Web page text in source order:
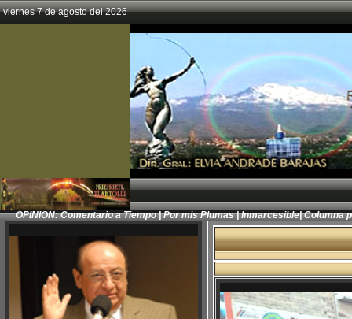
viernes 7 de agosto del 2026
OPINION:Comentario a Tiempo|Por mis Plumas|Inmarcesible|Columna